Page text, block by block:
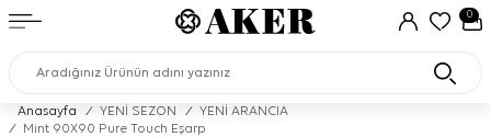
0
Anasayfa / YENİ SEZON /
YENİ ARANCIA
/
Mint 90X90 Pure Touch Eşarp